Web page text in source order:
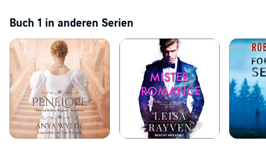
Buch 1 in anderen Serien